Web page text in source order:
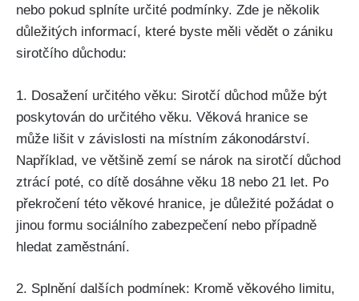
nebo pokud splníte určité podmínky. Zde je několik
důležitých informací, které byste měli vědět o zániku
sirotčího důchodu:
1. Dosažení určitého věku: Sirotčí důchod může být
poskytován do určitého věku. Věková hranice se
může lišit v závislosti na místním zákonodárství.
Například, ve většině zemí se nárok na sirotčí důchod
ztrácí poté, co dítě dosáhne věku 18 nebo 21 let. Po
překročení této věkové hranice, je důležité požádat o
jinou formu sociálního zabezpečení nebo případně
hledat zaměstnání.
2. Splnění dalších podmínek: Kromě věkového limitu,